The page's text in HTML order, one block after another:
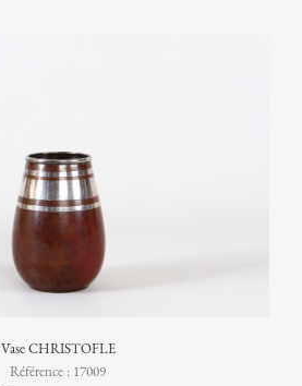
Vase CHRISTOFLE
Référence : 17009